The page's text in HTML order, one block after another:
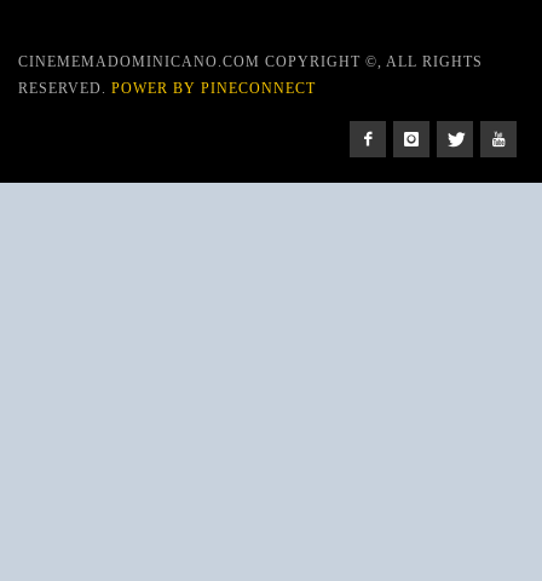
CINEMEMADOMINICANO.COM COPYRIGHT ©, ALL RIGHTS
RESERVED. POWER BY PINECONNECT